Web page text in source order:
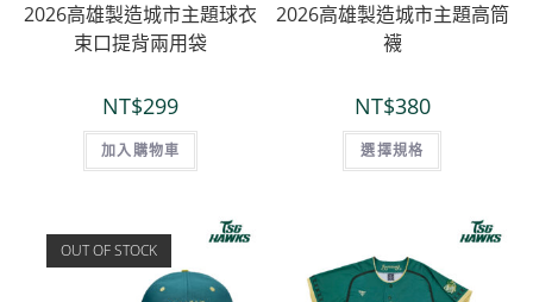
2026高雄製造城市主題球衣
束口提背兩用袋
NT$299
加入購物車
2026高雄製造城市主題高筒
襪
NT$380
選擇規格
OUT OF STOCK